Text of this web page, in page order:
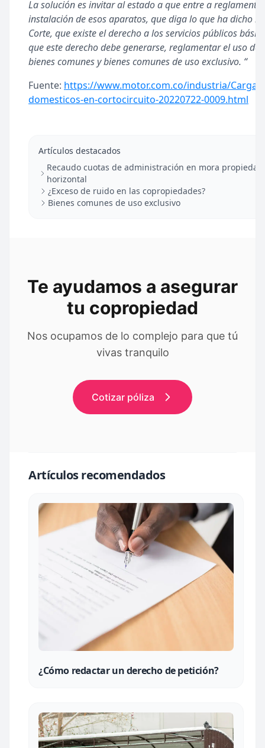
La solución es invitar al estado a que entre a
instalación de esos aparatos, que diga lo que ha dicho la
Corte, que existe el derecho a los servicios públicos
que este derecho debe generarse, reglamentar el uso de
bienes comunes y bienes comunes de uso exclusivo. “
Fuente: https://www.motor.com.co/industria/
domesticos-en-cortocircuito-20220722-0009.html
Artículos destacados
Recaudo cuotas de administración en mora propiedad
horizontal
¿Exceso de ruido en las copropiedades?
Bienes comunes de uso exclusivo
Te ayudamos a asegurar
tu copropiedad
Nos ocupamos de lo complejo para que tú
vivas tranquilo
Cotizar póliza
Artículos recomendados
¿Cómo redactar un derecho de petición?